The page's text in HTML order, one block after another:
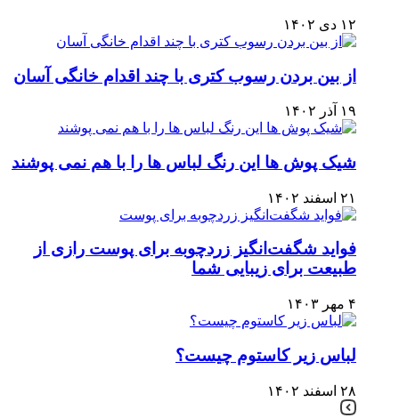
۱۲ دی ۱۴۰۲
از بین بردن رسوب کتری با چند اقدام خانگی آسان
۱۹ آذر ۱۴۰۲
شیک پوش ها این رنگ لباس ها را با هم نمی پوشند
۲۱ اسفند ۱۴۰۲
فواید شگفت‌انگیز زردچوبه برای پوست رازی از
طبیعت برای زیبایی شما
۴ مهر ۱۴۰۳
لباس زیر کاستوم چیست؟
۲۸ اسفند ۱۴۰۲